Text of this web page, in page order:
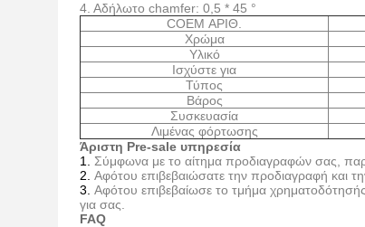
4. Αδήλωτο chamfer: 0,5 * 45 °
COEM ΑΡΙΘ.
Χρώμα
Υλικό
Ισχύστε για
Τύπος
Βάρος
Συσκευασία
Λιμένας φόρτωσης
Άριστη Pre-sale υπηρεσία
1. Σύμφωνα με το αίτημα προδιαγραφών σας,
2. Αφότου επιβεβαιώσατε την προδιαγραφή και
3. Αφότου επιβεβαίωσε το τμήμα
για σας.
FAQ